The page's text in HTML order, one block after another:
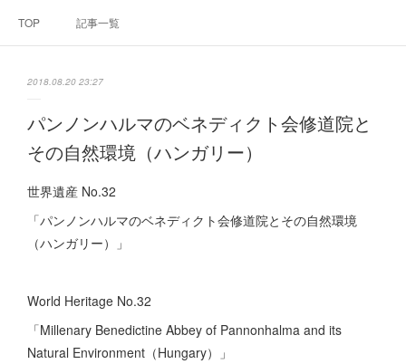
TOP 記事一覧
2018.08.20 23:27
パンノンハルマのベネディクト会修道院と
その自然環境（ハンガリー）
世界遺産 No.32
「パンノンハルマのベネディクト会修道院とその自然環境
（ハンガリー）」
World Heritage No.32
「Millenary Benedictine Abbey of Pannonhalma and its
Natural Environment（Hungary）」